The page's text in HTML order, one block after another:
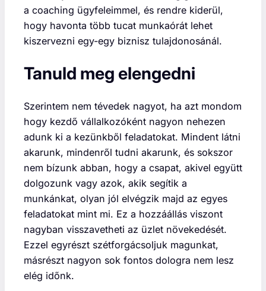
a coaching ügyfeleimmel, és rendre kiderül,
hogy havonta több tucat munkaórát lehet
kiszervezni egy-egy biznisz tulajdonosánál.
Tanuld meg elengedni
Szerintem nem tévedek nagyot, ha azt mondom
hogy kezdő vállalkozóként nagyon nehezen
adunk ki a kezünkből feladatokat. Mindent látni
akarunk, mindenről tudni akarunk, és sokszor
nem bízunk abban, hogy a csapat, akivel együtt
dolgozunk vagy azok, akik segítik a
munkánkat, olyan jól elvégzik majd az egyes
feladatokat mint mi. Ez a hozzáállás viszont
nagyban visszavetheti az üzlet növekedését.
Ezzel egyrészt szétforgácsoljuk magunkat,
másrészt nagyon sok fontos dologra nem lesz
elég időnk.